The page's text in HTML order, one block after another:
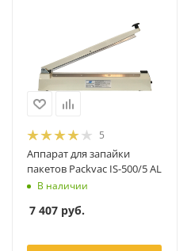
5
Аппарат для запайки
пакетов Packvac IS-500/5 AL
В наличии
7 407 руб.